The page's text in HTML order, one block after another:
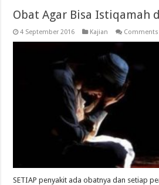
Obat Agar Bisa Istiqamah
4 September 2016 Kajian
SETIAP penyakit ada obatnya dan setiap